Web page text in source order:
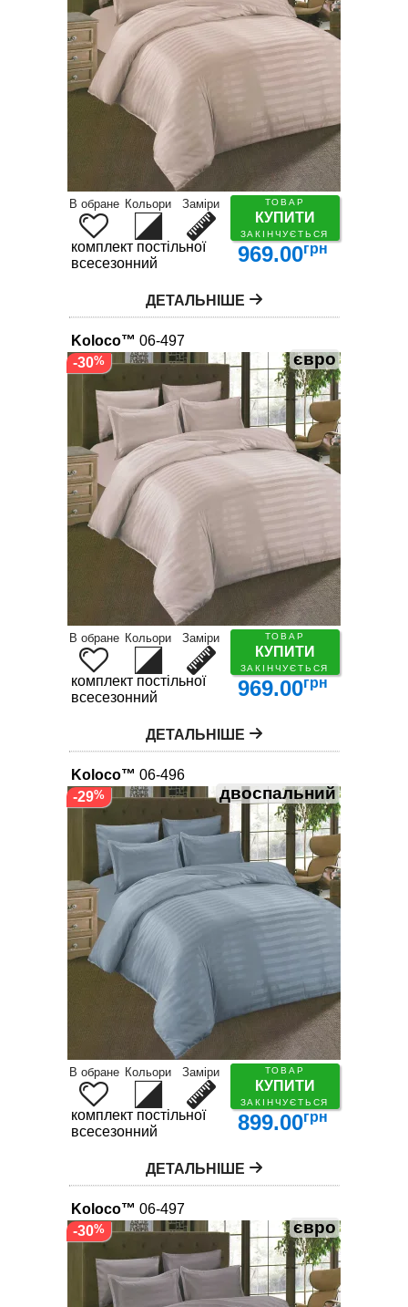
В обране Кольори Заміри ТОВАР
КУПИТИ
ЗАКІНЧУЄТЬСЯ
комплект постільної білизни
всесезонний
969.00грн
ДЕТАЛЬНІШЕ
Koloco™ 06-497
євро
В обране Кольори Заміри ТОВАР
КУПИТИ
ЗАКІНЧУЄТЬСЯ
комплект постільної білизни
всесезонний
969.00грн
-30
ДЕТАЛЬНІШЕ
Koloco™ 06-496
двоспальний
В обране Кольори Заміри ТОВАР
КУПИТИ
ЗАКІНЧУЄТЬСЯ
комплект постільної білизни
всесезонний
899.00грн
-29
ДЕТАЛЬНІШЕ
Koloco™ 06-497
євро
-30